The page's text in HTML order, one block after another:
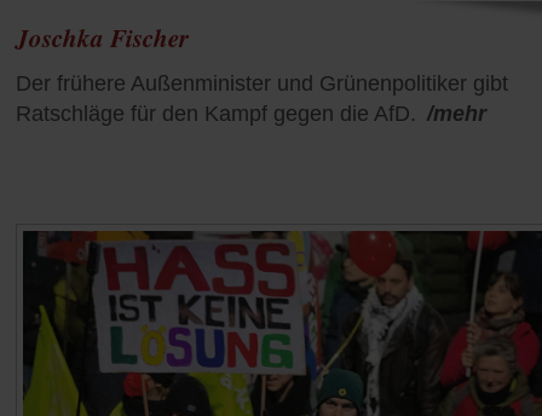
Joschka Fischer
Der frühere Außenminister und Grünenpolitiker gibt
Ratschläge für den Kampf gegen die AfD. /mehr